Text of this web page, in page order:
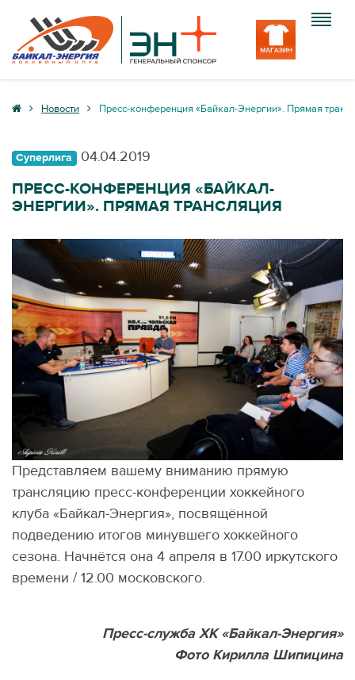
Клуб
Медиа
Вход
Новости Пресс-конференция «Байкал-Энергии». Прямая
Суперлига 04.04.2019
ПРЕСС-КОНФЕРЕНЦИЯ «БАЙКАЛ-
ЭНЕРГИИ». ПРЯМАЯ ТРАНСЛЯЦИЯ
Представляем вашему вниманию прямую
трансляцию пресс-конференции хоккейного
клуба «Байкал-Энергия», посвящённой
подведению итогов минувшего хоккейного
сезона. Начнётся она 4 апреля в 17.00 иркутского
времени / 12.00 московского.
Пресс-служба ХК «Байкал-Энергия»
Фото Кирилла Шипицина